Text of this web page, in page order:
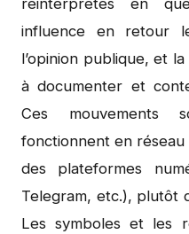
réinterprétés en
influence en retour
l’opinion publique, et
à documenter et
Ces mouvements
fonctionnent en
des plateformes
Telegram, etc.), plutôt
Les symboles et les